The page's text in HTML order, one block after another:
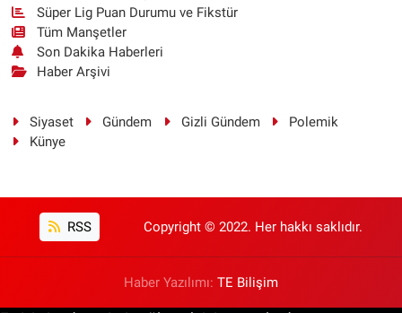
Süper Lig Puan Durumu ve Fikstür
Tüm Manşetler
Son Dakika Haberleri
Haber Arşivi
Siyaset Gündem Gizli Gündem
Polemik
Künye
RSS Copyright © 2022. Her hakkı saklıdır.
Haber Yazılımı: TE Bilişim